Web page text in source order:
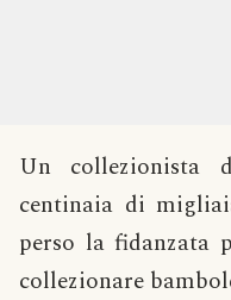
Un collezionista
centinaia di
perso la fidanzata
collezionare